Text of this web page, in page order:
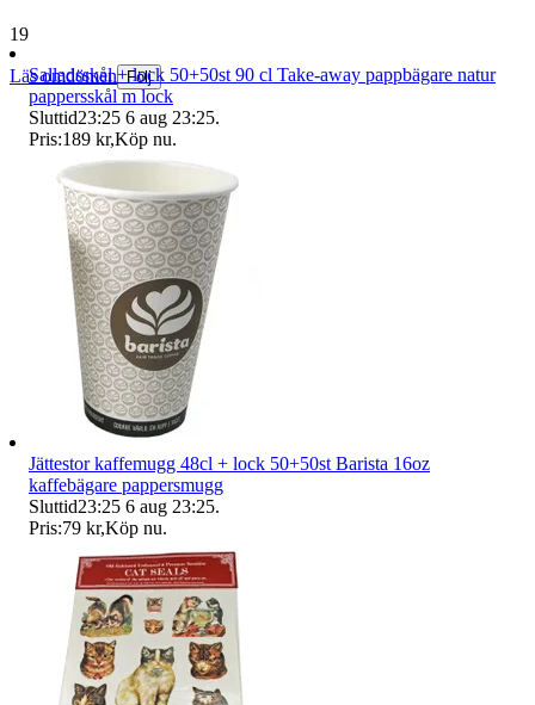
19 234 omdömen
Läs omdömen Följ
Salladsskål + lock 50+50st 90 cl Take-away pappbägare natur
pappersskål m lock
Sluttid23:25 6 aug 23:25.
Pris:189 kr,Köp nu.
Jättestor kaffemugg 48cl + lock 50+50st Barista 16oz
kaffebägare pappersmugg
Sluttid23:25 6 aug 23:25.
Pris:79 kr,Köp nu.